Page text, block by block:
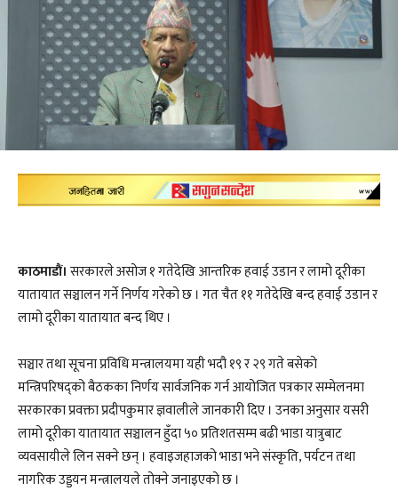
काठमाडाैं। सरकारले असोज १ गतेदेखि आन्तरिक हवाई उडान र लामो दूरीका
यातायात सञ्चालन गर्ने निर्णय गरेको छ । गत चैत ११ गतेदेखि बन्द हवाई उडान र
लामो दूरीका यातायात बन्द थिए ।
सञ्चार तथा सूचना प्रविधि मन्त्रालयमा यही भदौ १९ र २९ गते बसेको
मन्त्रिपरिषद्को बैठकका निर्णय सार्वजनिक गर्न आयोजित पत्रकार सम्मेलनमा
सरकारका प्रवक्ता प्रदीपकुमार ज्ञवालीले जानकारी दिए । उनका अनुसार यसरी
लामो दूरीका यातायात सञ्चालन हुँदा ५० प्रतिशतसम्म बढी भाडा यात्रुबाट
व्यवसायीले लिन सक्ने छन् । हवाइजहाजको भाडा भने संस्कृति, पर्यटन तथा
नागरिक उड्डयन मन्त्रालयले तोक्ने जनाइएको छ ।